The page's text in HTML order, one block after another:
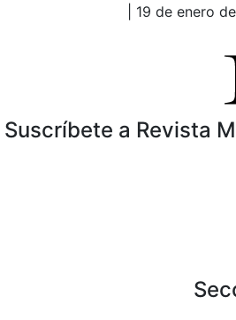
| 19 de enero
Suscríbete a Revista